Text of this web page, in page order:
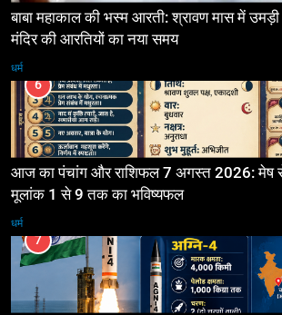
बाबा महाकाल की भस्म आरती: श्रावण मास में
मंदिर की आरतियों का नया समय
धर्म
6
आज का पंचांग और राशिफल 7 अगस्त 2026: मेष
मूलांक 1 से 9 तक का भविष्यफल
धर्म
7